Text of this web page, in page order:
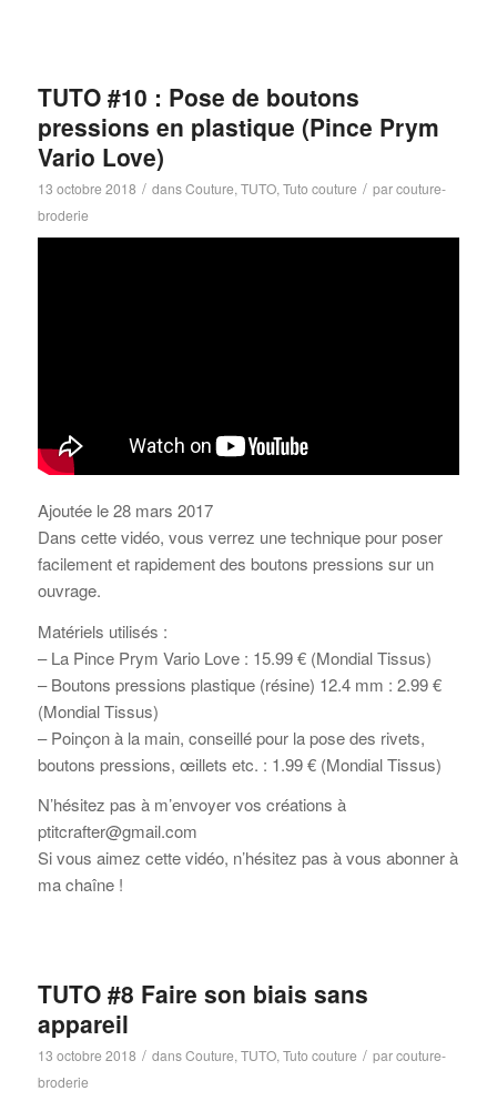
TUTO #10 : Pose de boutons
pressions en plastique (Pince Prym
Vario Love)
13 octobre 2018 / dansCouture, TUTO, Tuto couture / parcouture-
broderie
Ajoutée le 28 mars 2017
Dans cette vidéo, vous verrez une technique pour poser
facilement et rapidement des boutons pressions sur un
ouvrage.
Matériels utilisés :
– La Pince Prym Vario Love : 15.99 € (Mondial Tissus)
– Boutons pressions plastique (résine) 12.4 mm : 2.99 €
(Mondial Tissus)
– Poinçon à la main, conseillé pour la pose des rivets,
boutons pressions, œillets etc. : 1.99 € (Mondial Tissus)
N’hésitez pas à m’envoyer vos créations à
ptitcrafter@gmail.com
Si vous aimez cette vidéo, n’hésitez pas à vous abonner à
ma chaîne !
TUTO #8 Faire son biais sans
appareil
13 octobre 2018 / dansCouture, TUTO, Tuto couture / parcouture-
broderie